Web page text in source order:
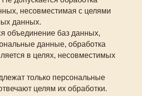
несовместимая с целями
данных.
объединение баз данных,
данные, обработка
в целях, несовместимых
только персональные
целям их обработки.